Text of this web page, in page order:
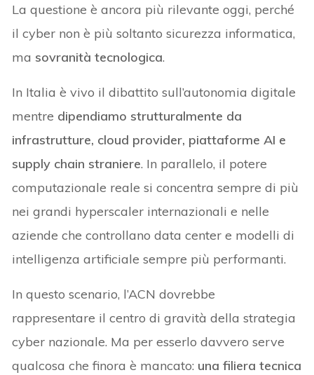
La questione è ancora più rilevante oggi, perché
il cyber non è più soltanto sicurezza informatica,
ma sovranità tecnologica.
In Italia è vivo il dibattito sull’autonomia digitale
mentre dipendiamo strutturalmente da
infrastrutture, cloud provider, piattaforme AI e
supply chain straniere. In parallelo, il potere
computazionale reale si concentra sempre di più
nei grandi hyperscaler internazionali e nelle
aziende che controllano data center e modelli di
intelligenza artificiale sempre più performanti.
In questo scenario, l’ACN dovrebbe
rappresentare il centro di gravità della strategia
cyber nazionale. Ma per esserlo davvero serve
qualcosa che finora è mancato: una filiera tecnica